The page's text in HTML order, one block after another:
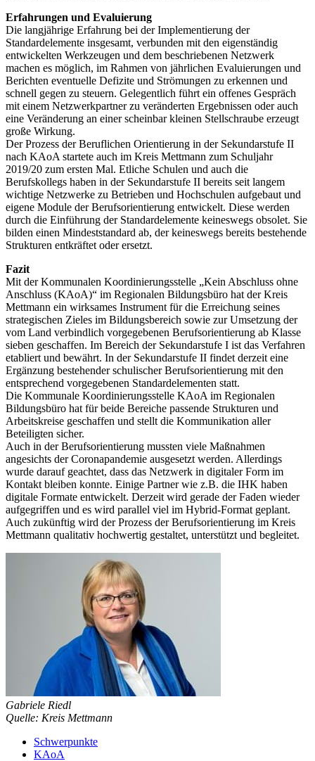
Erfahrungen und Evaluierung
Die langjährige Erfahrung bei der Implementierung der
Standardelemente insgesamt, verbunden mit den eigenständig
entwickelten Werkzeugen und dem beschriebenen Netzwerk
machen es möglich, im Rahmen von jährlichen Evaluierungen und
Berichten eventuelle Defizite und Strömungen zu erkennen und
schnell gegen zu steuern. Gelegentlich führt ein offenes Gespräch
mit einem Netzwerkpartner zu veränderten Ergebnissen oder auch
eine Veränderung an einer scheinbar kleinen Stellschraube erzeugt
große Wirkung.
Der Prozess der Beruflichen Orientierung in der Sekundarstufe II
nach KAoA startete auch im Kreis Mettmann zum Schuljahr
2019/20 zum ersten Mal. Etliche Schulen und auch die
Berufskollegs haben in der Sekundarstufe II bereits seit langem
wichtige Netzwerke zu Betrieben und Hochschulen aufgebaut und
eigene Module der Berufsorientierung entwickelt. Diese werden
durch die Einführung der Standardelemente keineswegs obsolet. Sie
bilden einen Mindeststandard ab, der keineswegs bereits bestehende
Strukturen entkräftet oder ersetzt.
Fazit
Mit der Kommunalen Koordinierungsstelle „Kein Abschluss ohne
Anschluss (KAoA)“ im Regionalen Bildungsbüro hat der Kreis
Mettmann ein wirksames Instrument für die Erreichung seines
strategischen Zieles im Bildungsbereich sowie zur Umsetzung der
vom Land verbindlich vorgegebenen Berufsorientierung ab Klasse
sieben geschaffen. Im Bereich der Sekundarstufe I ist das Verfahren
etabliert und bewährt. In der Sekundarstufe II findet derzeit eine
Ergänzung bestehender schulischer Berufsorientierung mit den
entsprechend vorgegebenen Standardelementen statt.
Die Kommunale Koordinierungsstelle KAoA im Regionalen
Bildungsbüro hat für beide Bereiche passende Strukturen und
Arbeitskreise geschaffen und stellt die Kommunikation aller
Beteiligten sicher.
Auch in der Berufsorientierung mussten viele Maßnahmen
angesichts der Coronapandemie ausgesetzt werden. Allerdings
wurde darauf geachtet, dass das Netzwerk in digitaler Form im
Kontakt bleiben konnte. Einige Partner wie z.B. die IHK haben
digitale Formate entwickelt. Derzeit wird gerade der Faden wieder
aufgegriffen und es wird parallel viel im Hybrid-Format geplant.
Auch zukünftig wird der Prozess der Berufsorientierung im Kreis
Mettmann qualitativ hochwertig gestaltet, unterstützt und begleitet.
Gabriele Riedl
Quelle: Kreis Mettmann
Schwerpunkte
KAoA